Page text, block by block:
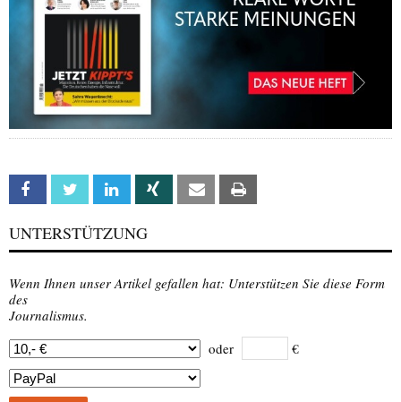
Facebook Twitter Linkedin Xing Email
UNTERSTÜTZUNG
Wenn Ihnen unser Artikel gefallen hat: Unterstützen Sie diese Form
des
Journalismus.
oder
€